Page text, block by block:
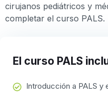
cirujanos pediátricos y
completar el curso PALS.
El curso PALS
Introducción a PALS y